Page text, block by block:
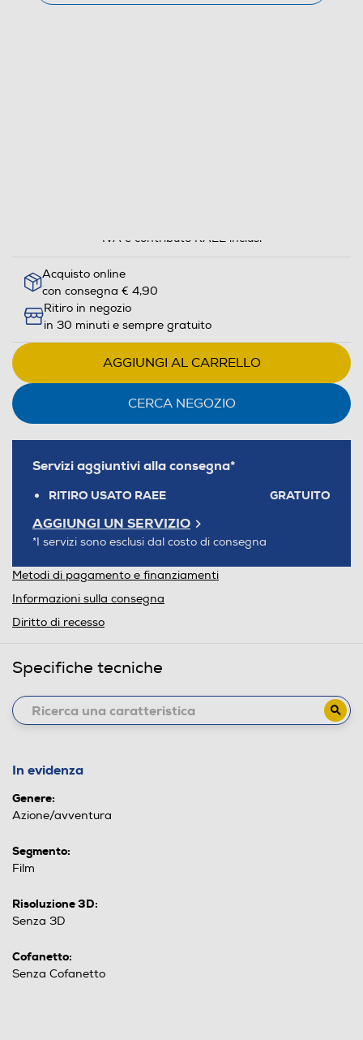
IVA e contributo RAEE inclusi
Acquisto online
con consegna € 4,90
Ritiro in negozio
in 30 minuti e sempre gratuito
AGGIUNGI AL CARRELLO
CERCA NEGOZIO
Servizi aggiuntivi alla consegna*
RITIRO USATO RAEE GRATUITO
AGGIUNGI UN SERVIZIO
*I servizi sono esclusi dal costo di consegna
Metodi di pagamento e finanziamenti
Informazioni sulla consegna
Diritto di recesso
Specifiche tecniche
In evidenza
Genere:
Azione/avventura
Segmento:
Film
Risoluzione 3D:
Senza 3D
Cofanetto:
Senza Cofanetto